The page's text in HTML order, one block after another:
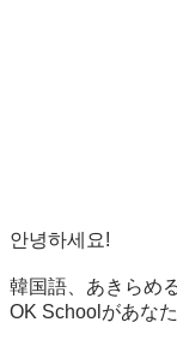
안녕하세요!
韓国語、あきらめ
OK Schoolがあな